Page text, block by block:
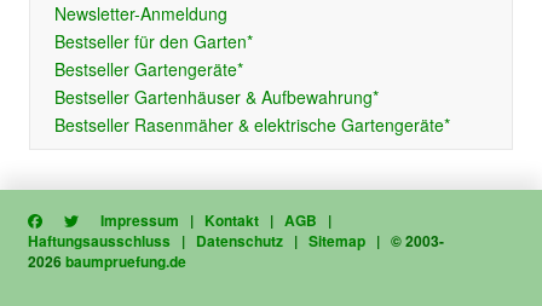
Newsletter-Anmeldung
Bestseller für den Garten*
Bestseller Gartengeräte*
Bestseller Gartenhäuser & Aufbewahrung*
Bestseller Rasenmäher & elektrische Gartengeräte*
Impressum | Kontakt |AGB |
Haftungsausschluss | Datenschutz |Sitemap | © 2003-
2026baumpruefung.de